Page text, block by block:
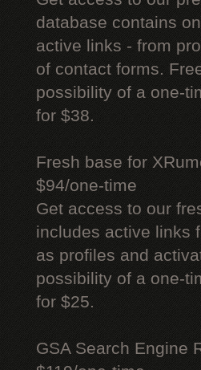
database contains
active links - from
of contact forms.
possibility of a one-
for $38.
Fresh base for
$94/one-time
Get access to our
includes active links
as profiles and
possibility of a one-
for $25.
GSA Search Engine